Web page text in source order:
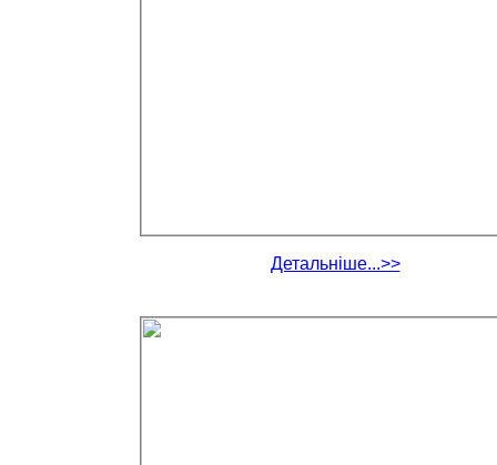
Детальніше...>>